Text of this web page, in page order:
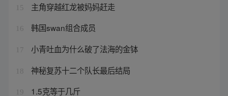
15 主角穿越红龙被妈妈赶走
16 韩国swan组合成员
17 小青吐血为什么破了法海的金钵
18 神秘复苏十二个队长最后结局
19 1.5克等于几斤